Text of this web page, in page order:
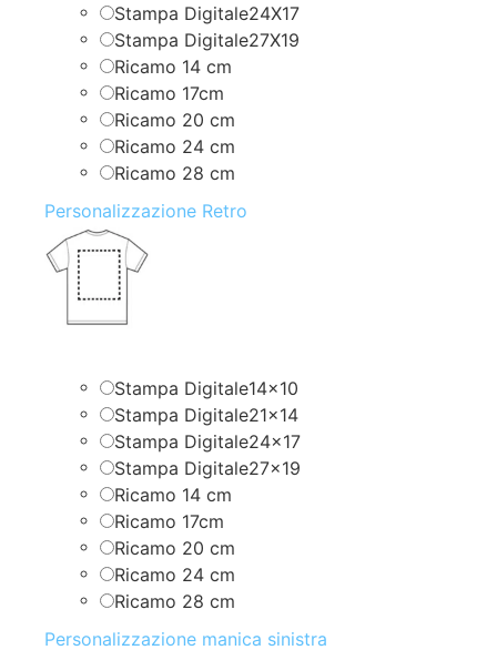
Stampa Digitale24X17
Stampa Digitale27X19
Ricamo 14 cm
Ricamo 17cm
Ricamo 20 cm
Ricamo 24 cm
Ricamo 28 cm
Personalizzazione Retro
Stampa Digitale14x10
Stampa Digitale21x14
Stampa Digitale24x17
Stampa Digitale27x19
Ricamo 14 cm
Ricamo 17cm
Ricamo 20 cm
Ricamo 24 cm
Ricamo 28 cm
Personalizzazione manica sinistra